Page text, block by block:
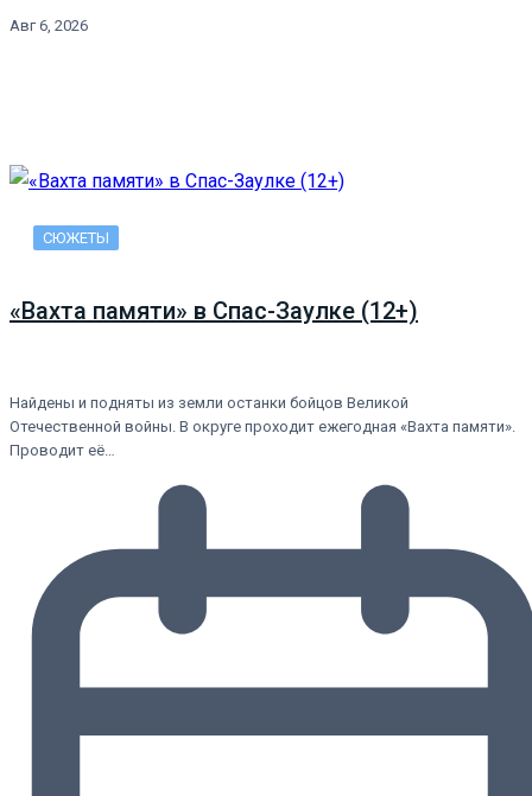
Авг 6, 2026
СЮЖЕТЫ
«Вахта памяти» в Спас-Заулке (12+)
Найдены и подняты из земли останки бойцов Великой
Отечественной войны. В округе проходит ежегодная «Вахта памяти».
Проводит её…